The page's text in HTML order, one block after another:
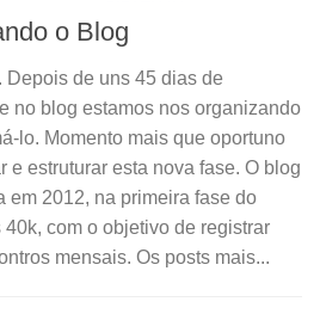
o Blog
Depois de uns 45 dias de
no blog estamos nos organizando
lo. Momento mais que oportuno
e estruturar esta nova fase. O blog
em 2012, na primeira fase do
40k, com o objetivo de registrar
mensais. Os posts mais...